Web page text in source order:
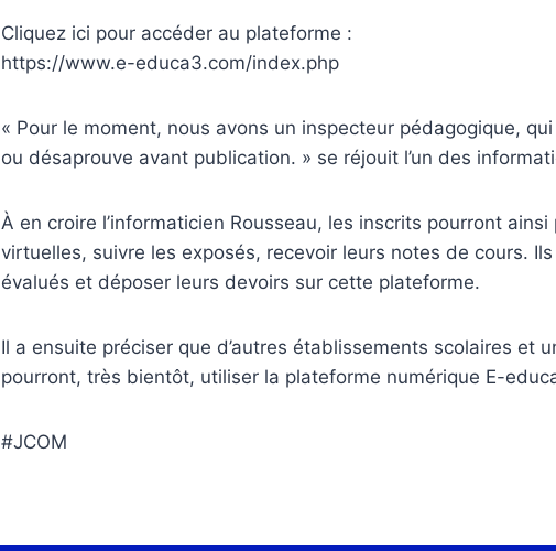
Cliquez ici pour accéder au plateforme :
https://www.e-educa3.com/index.php
« Pour le moment, nous avons un inspecteur pédagogique,
ou désaprouve avant publication. » se réjouit l’un des
À en croire l’informaticien Rousseau, les inscrits pourront
virtuelles, suivre les exposés, recevoir leurs notes de cours.
évalués et déposer leurs devoirs sur cette plateforme.
Il a ensuite préciser que d’autres établissements scolaires et
pourront, très bientôt, utiliser la plateforme numérique E-
#JCOM